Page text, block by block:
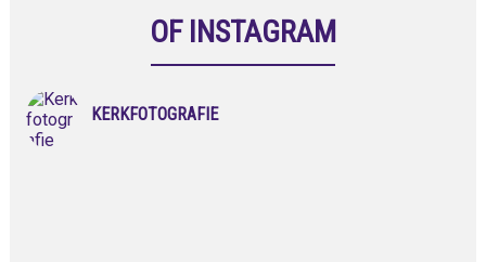
OF INSTAGRAM
KERKFOTOGRAFIE